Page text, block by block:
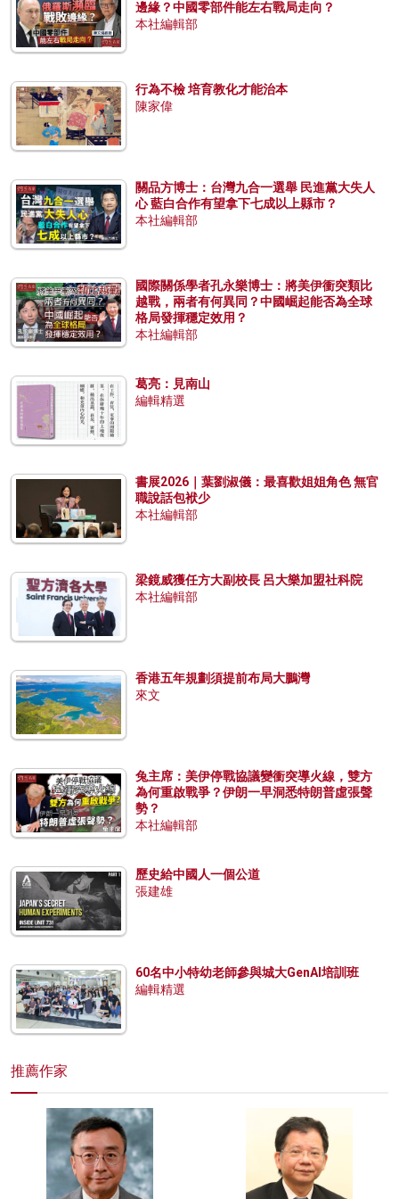
邊緣？中國零部件能左右戰局走向？
本社編輯部
行為不檢 培育教化才能治本
陳家偉
關品方博士：台灣九合一選舉 民進黨大失人
心 藍白合作有望拿下七成以上縣市？
本社編輯部
國際關係學者孔永樂博士：將美伊衝突類比
越戰，兩者有何異同？中國崛起能否為全球
格局發揮穩定效用？
本社編輯部
葛亮：見南山
編輯精選
書展2026｜葉劉淑儀：最喜歡姐姐角色 無官
職說話包袱少
本社編輯部
梁鏡威獲任方大副校長 呂大樂加盟社科院
本社編輯部
香港五年規劃須提前布局大鵬灣
來文
兔主席：美伊停戰協議變衝突導火線，雙方
為何重啟戰爭？伊朗一早洞悉特朗普虛張聲
勢？
本社編輯部
歷史給中國人一個公道
張建雄
60名中小特幼老師參與城大GenAI培訓班
編輯精選
推薦作家